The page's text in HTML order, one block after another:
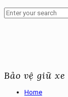
Bảo vệ giữ
Home